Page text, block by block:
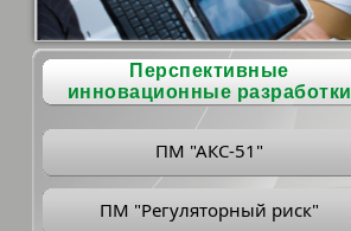
Перспективные
инновационные разработки
ПМ "АКС-51"
ПМ "Регуляторный риск"